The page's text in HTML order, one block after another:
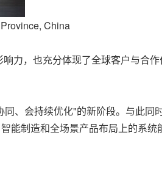
China
力，也充分体现了全球客户与合
、会持续优化"的新阶段。与此同
制造和全场景产品布局上的系统